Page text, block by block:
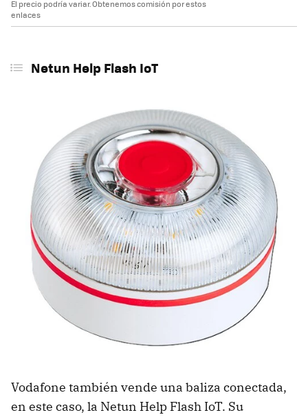
El precio podría variar. Obtenemos comisión por estos
enlaces
Netun Help Flash IoT
Vodafone también vende una baliza conectada,
en este caso, la Netun Help Flash IoT. Su